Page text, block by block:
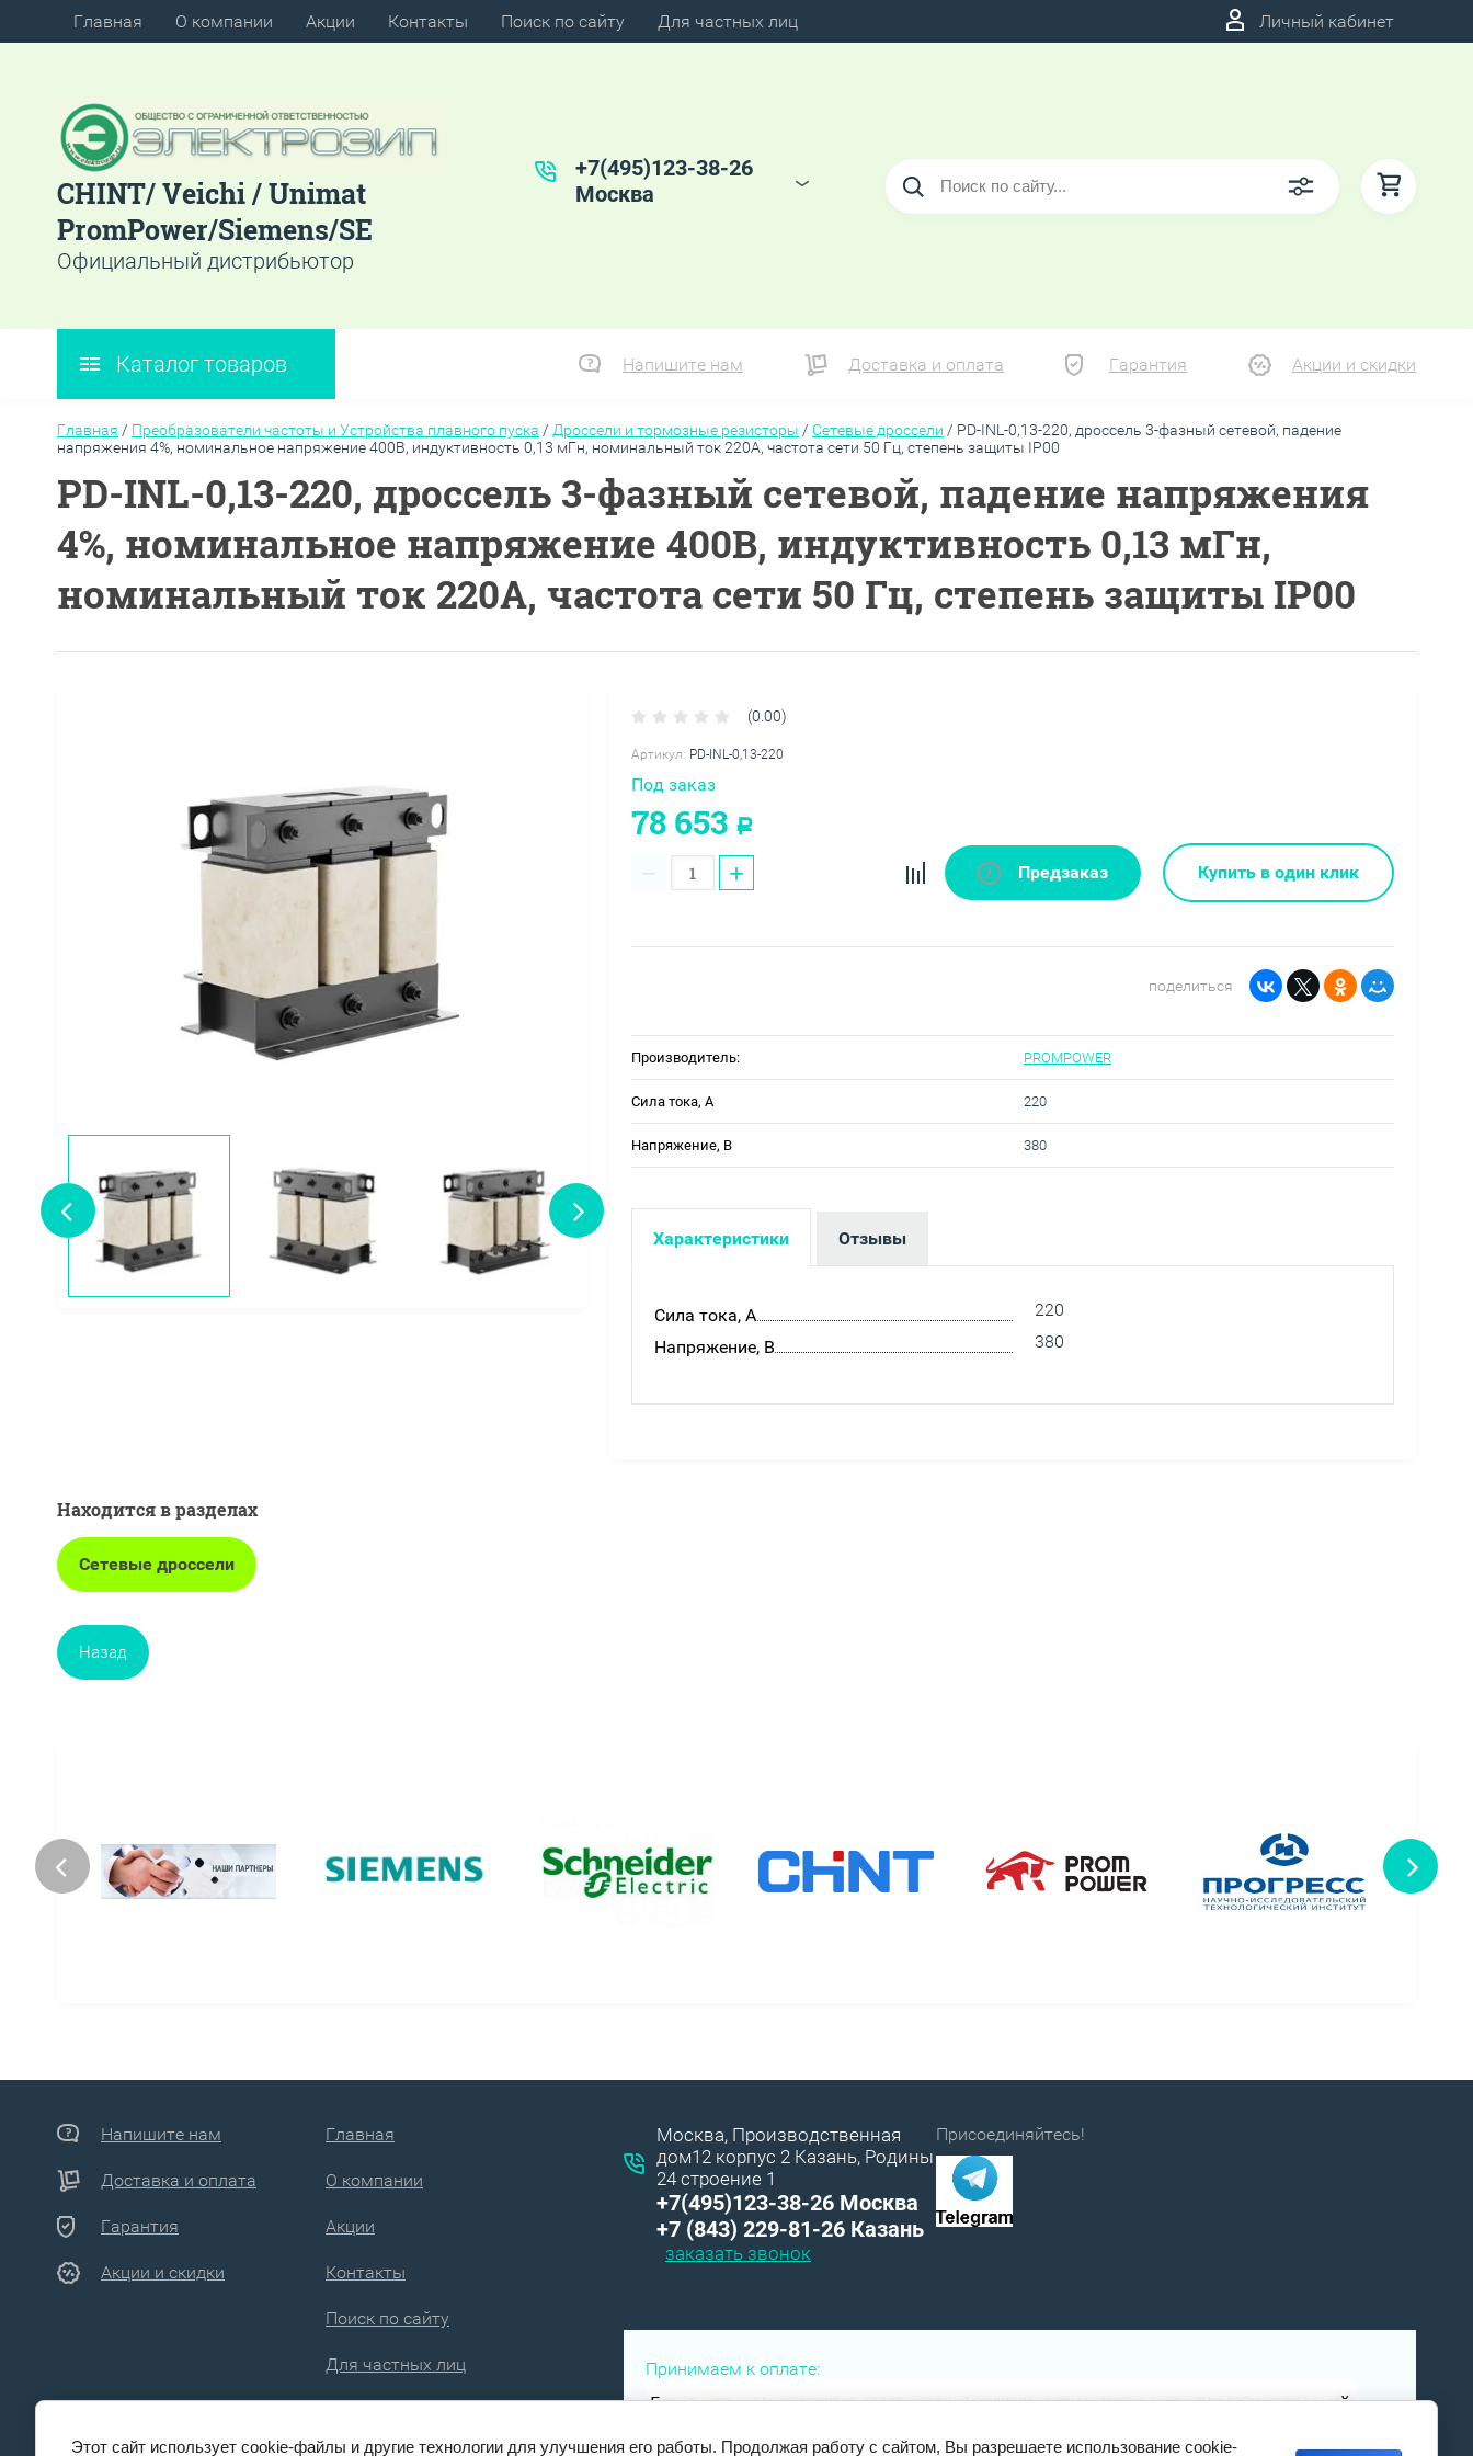
Главная О компании Акции Контакты Поиск по сайту Для частных лиц Личный кабинет
CHINT/ Veichi / Unimat
PromPower/Siemens/SE
Официальный дистрибьютор
+7(495)123-38-26
Москва
Каталог товаров Напишите нам Доставка и оплата Гарантия Акции и скидки
Главная / Преобразователи частоты и Устройства плавного пуска / Дроссели и тормозные резисторы / Сетевые дроссели / PD-INL-0,13-220, дроссель 3-фазный сетевой, падение
напряжения 4%, номинальное напряжение 400В, индуктивность 0,13 мГн, номинальный ток 220А, частота сети 50 Гц, степень защиты IP00
PD-INL-0,13-220, дроссель 3-фазный сетевой, падение напряжения
4%, номинальное напряжение 400В, индуктивность 0,13 мГн,
номинальный ток 220А, частота сети 50 Гц, степень защиты IP00
(0.00)
Артикул: PD-INL-0,13-220
Под заказ
78 653 Р
− + Предзаказ Купить в один клик
поделиться
Производитель: PROMPOWER
Сила тока, А 220
Напряжение, В 380
Характеристики Отзывы
Сила тока, А
220
Напряжение, В
380
Находится в разделах
Сетевые дроссели
Назад
Напишите нам
Доставка и оплата
Гарантия
Акции и скидки
Главная
О компании
Акции
Контакты
Поиск по сайту
Для частных лиц
Москва, Производственная
дом12 корпус 2 Казань, Родины
24 строение 1
+7(495)123-38-26 Москва
+7 (843) 229-81-26 Казань
заказать звонок
Присоединяйтесь!
Принимаем к оплате:
Этот сайт использует cookie-файлы и другие технологии для улучшения его работы. Продолжая работу с сайтом, Вы разрешаете использование cookie-